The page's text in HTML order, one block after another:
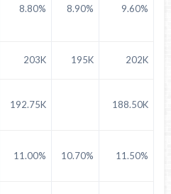
8.80% 8.90% 9.60%
203K 195K 202K
192.75K 188.50K
11.00% 10.70% 11.50%